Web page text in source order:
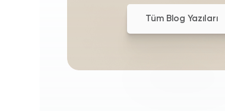
Tüm Blog Yazıları